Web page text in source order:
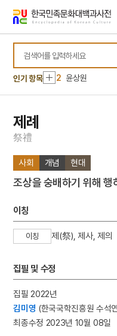
바로가기
바로가기
인기 항목
1 금성대군
3
오산전투
7 가야금병창
8 강화도조약
9
관미령전투
윤상원
4 고분벽화
5
채문식
제례
祭禮
사회 개념 현대
조상을 숭배하기 위해 행
이칭
이칭 제(祭), 제사, 제의
집필 및 수정
집필 2022년
김미영 (한국국학진흥원 수석
최종수정 2023년 10월 08일